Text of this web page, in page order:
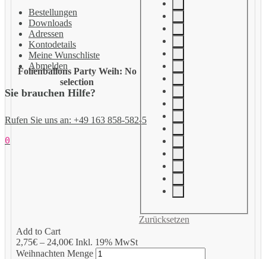
Bestellungen
Downloads
Adressen
Kontodetails
Meine Wunschliste
Abmelden
Sie brauchen Hilfe?
Rufen Sie uns an: +49 163 858-582-5
0
Add to Cart
2,75€– 24,00€Inkl. 19% MwSt
Folienballons Party Weih: No
selection
Zurücksetzen
Weihnachten Menge